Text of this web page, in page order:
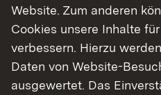
Zurzeit werden die
noch bis Dienstag, 4.
Mittwoch, 5. Juli 2023,
Bauabschnitt zwei unter
Website. Zum anderen
Cookies unsere Inhalte
verbessern. Hierzu
Daten von Website-
ausgewertet. Das